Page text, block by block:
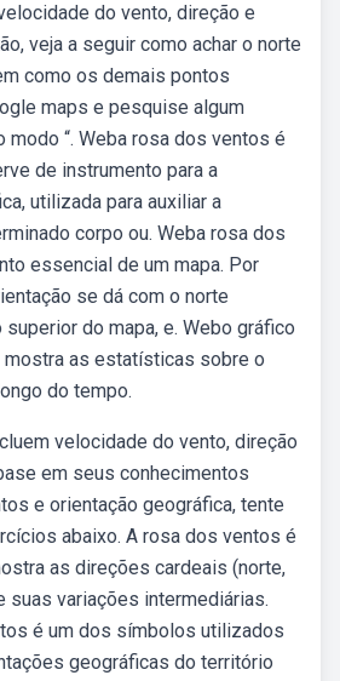
do vento, direção e
veja a seguir como achar o norte
como os demais pontos
maps e pesquise algum
modo “. Weba rosa dos ventos é
de instrumento para a
utilizada para auxiliar a
corpo ou. Weba rosa dos
essencial de um mapa. Por
se dá com o norte
do mapa, e. Webo gráfico
as estatísticas sobre o
do tempo.
velocidade do vento, direção
em seus conhecimentos
e orientação geográfica, tente
abaixo. A rosa dos ventos é
as direções cardeais (norte,
suas variações intermediárias.
é um dos símbolos utilizados
geográficas do território